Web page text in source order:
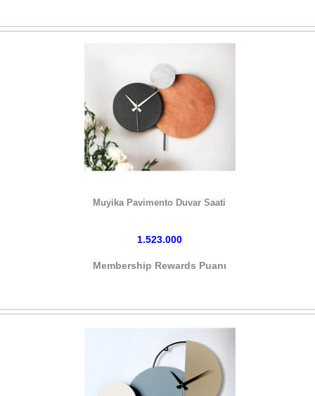
Muyika Pavimento Duvar Saati
1.523.000
Membership Rewards Puanı